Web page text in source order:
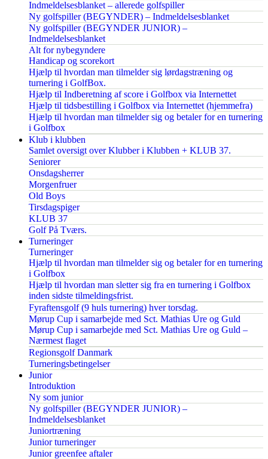
Indmeldelsesblanket – allerede golfspiller
Ny golfspiller (BEGYNDER) – Indmeldelsesblanket
Ny golfspiller (BEGYNDER JUNIOR) –
Indmeldelsesblanket
Alt for nybegyndere
Handicap og scorekort
Hjælp til hvordan man tilmelder sig lørdagstræning og
turnering i GolfBox.
Hjælp til Indberetning af score i Golfbox via Internettet
Hjælp til tidsbestilling i Golfbox via Internettet (hjemmefra)
Hjælp til hvordan man tilmelder sig og betaler for en turnering
i Golfbox
Klub i klubben
Samlet oversigt over Klubber i Klubben + KLUB 37.
Seniorer
Onsdagsherrer
Morgenfruer
Old Boys
Tirsdagspiger
KLUB 37
Golf På Tværs.
Turneringer
Turneringer
Hjælp til hvordan man tilmelder sig og betaler for en turnering
i Golfbox
Hjælp til hvordan man sletter sig fra en turnering i Golfbox
inden sidste tilmeldingsfrist.
Fyraftensgolf (9 huls turnering) hver torsdag.
Mørup Cup i samarbejde med Sct. Mathias Ure og Guld
Mørup Cup i samarbejde med Sct. Mathias Ure og Guld –
Nærmest flaget
Regionsgolf Danmark
Turneringsbetingelser
Junior
Introduktion
Ny som junior
Ny golfspiller (BEGYNDER JUNIOR) –
Indmeldelsesblanket
Juniortræning
Junior turneringer
Junior greenfee aftaler